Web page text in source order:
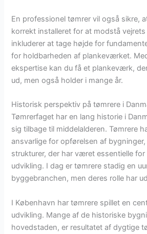
En professionel tømrer vil også sikre,
korrekt installeret for at modstå
inkluderer at tage højde for
for holdbarheden af plankeværket.
ekspertise kan du få et plankeværk,
ud, men også holder i mange år.
Historisk perspektiv på tømrere i
Tømrerfaget har en lang historie i
sig tilbage til middelalderen. Tømrere
ansvarlige for opførelsen af
strukturer, der har været essentielle
udvikling. I dag er tømrere stadig en
byggebranchen, men deres rolle har
I København har tømrere spillet en
udvikling. Mange af de historiske
hovedstaden, er resultatet af dygtige